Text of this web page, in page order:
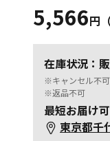
5,566円
在庫状況：
※キャンセル不可
※返品不可
最短お届け
東京都千